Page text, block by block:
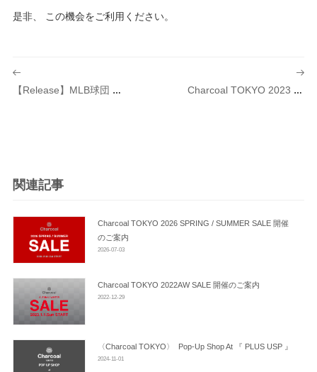
是非、 この機会をご利用ください。
投
稿
シ
Charcoal TOKYO 2023 WINTER SALE 開催のご案内
【Release】MLB球団 〈BALTIMORE ORIOLES（ボルチモア・オリオールズ）〉別注 Bag & Socks
関連記事
Charcoal TOKYO 2026 SPRING / SUMMER SALE 開催
のご案内
2026-07-03
Charcoal TOKYO 2022AW SALE 開催のご案内
2022-12-29
〈Charcoal TOKYO〉 Pop-Up Shop At 『 PLUS USP 』
2024-11-01